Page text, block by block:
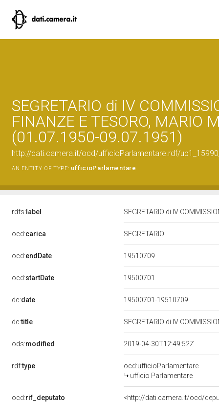
SEGRETARIO di IV
FINANZE E TESORO, MARIO
(01.07.1950-09.07.1951)
http://dati.camera.it/ocd/ufficioParlamentare.rdf/
AN ENTITY OF TYPE: ufficioParlamentare
rdfs: label SEGRETARIO di IV
ocd:carica SEGRETARIO
ocd:endDate 19510709
ocd:startDate 19500701
dc:date 19500701-19510709
dc:title SEGRETARIO di IV
ods:modified 2019-04-30T12:49:52Z
rdf:type
ocd:ufficioParlamentare
ufficio Parlamentare
ocd:rif_deputato
<http://dati.camera.it/ocd/